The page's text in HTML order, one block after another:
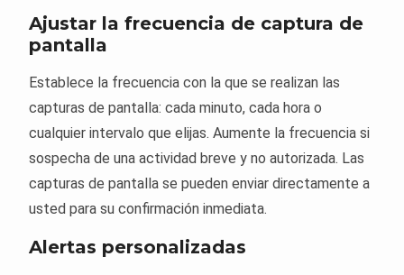
Ajustar la frecuencia de captura de
pantalla
Establece la frecuencia con la que se realizan las
capturas de pantalla: cada minuto, cada hora o
cualquier intervalo que elijas. Aumente la frecuencia si
sospecha de una actividad breve y no autorizada. Las
capturas de pantalla se pueden enviar directamente a
usted para su confirmación inmediata.
Alertas personalizadas